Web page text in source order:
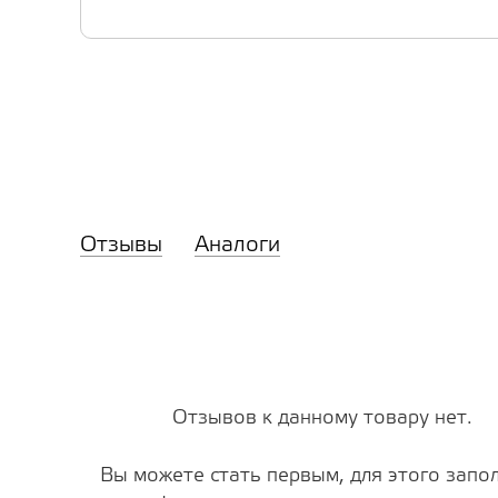
Отзывы Аналоги
Отзывов к данному товару нет.
Вы можете стать первым, для этого